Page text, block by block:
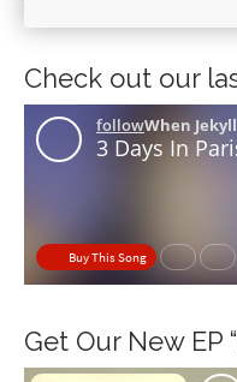
Check out our
Get Our New EP